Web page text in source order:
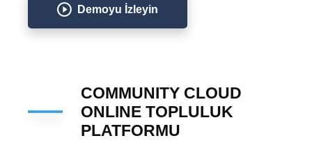
Demoyu İzleyin
COMMUNITY CLOUD
ONLINE TOPLULUK
PLATFORMU